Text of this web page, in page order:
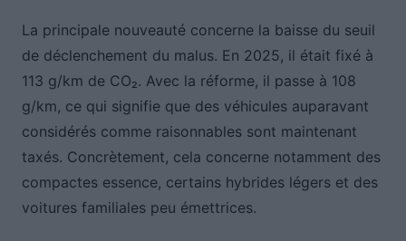
La principale nouveauté concerne la baisse du seuil
de déclenchement du malus. En 2025, il était fixé à
113 g/km de CO₂. Avec la réforme, il passe à 108
g/km, ce qui signifie que des véhicules auparavant
considérés comme raisonnables sont maintenant
taxés. Concrètement, cela concerne notamment des
compactes essence, certains hybrides légers et des
voitures familiales peu émettrices.